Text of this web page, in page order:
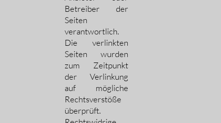
Betreiber der
Seiten
verantwortlich.
Die verlinkten
Seiten wurden
zum Zeitpunkt
der Verlinkung
auf mögliche
Rechtsverstöße
überprüft.